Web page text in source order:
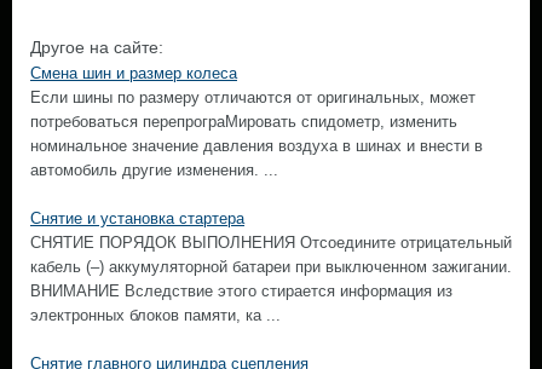
Другое на сайте:
Смена шин и размер колеса
Если шины по размеру отличаются от оригинальных, может
потребоваться перепрограМировать спидометр, изменить
номинальное значение давления воздуха в шинах и внести в
автомобиль другие изменения. ...
Снятие и установка стартера
СНЯТИЕ ПОРЯДОК ВЫПОЛНЕНИЯ Отсоедините отрицательный
кабель (–) аккумуляторной батареи при выключенном зажигании.
ВНИМАНИЕ Вследствие этого стирается информация из
электронных блоков памяти, ка ...
Снятие главного цилиндра сцепления